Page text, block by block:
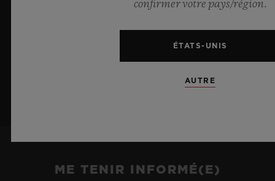
ME TENIR INFORMÉ(E)
confirmer votre pays/région.
ÉTATS-UNIS
AUTRE